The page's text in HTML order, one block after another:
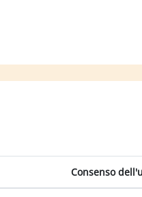
Consenso